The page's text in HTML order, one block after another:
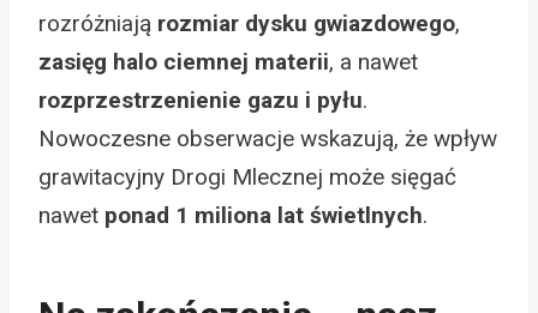
rozróżniają rozmiar dysku gwiazdowego,
zasięg halo ciemnej materii, a nawet
rozprzestrzenienie gazu i pyłu.
Nowoczesne obserwacje wskazują, że wpływ
grawitacyjny Drogi Mlecznej może sięgać
nawet ponad 1 miliona lat świetlnych.